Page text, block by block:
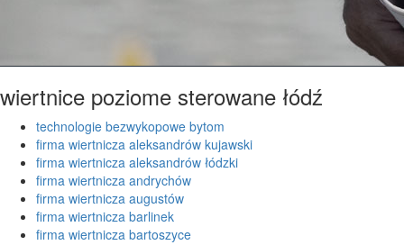
wiertnice poziome sterowane łódź
technologie bezwykopowe bytom
firma wiertnicza aleksandrów kujawski
firma wiertnicza aleksandrów łódzki
firma wiertnicza andrychów
firma wiertnicza augustów
firma wiertnicza barlinek
firma wiertnicza bartoszyce